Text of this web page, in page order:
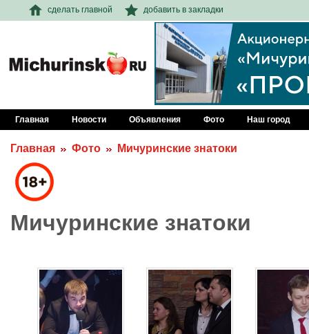
сделать главной добавить в закладки
Главная Новости Объявления Фото Наш город
Главная Фото Мичуринские знатоки
Мичуринские знатоки